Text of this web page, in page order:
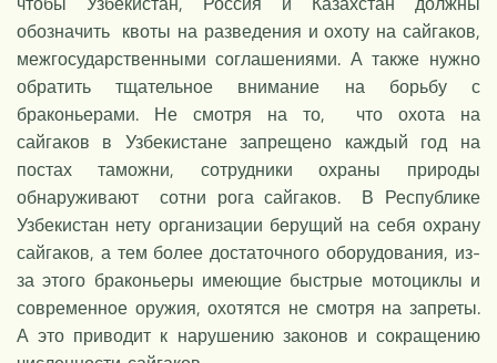
обозначить квоты на разведения и охоту на сайгаков,
межгосударственными соглашениями. А также нужно
обратить тщательное внимание на борьбу с
браконьерами. Не смотря на то, что охота на
сайгаков в Узбекистане запрещено каждый год на
постах таможни, сотрудники охраны природы
обнаруживают сотни рога сайгаков. В Республике
Узбекистан нету организации берущий на себя охрану
сайгаков, а тем более достаточного оборудования, из-
за этого браконьеры имеющие быстрые мотоциклы и
современное оружия, охотятся не смотря на запреты.
А это приводит к нарушению законов и сокращению